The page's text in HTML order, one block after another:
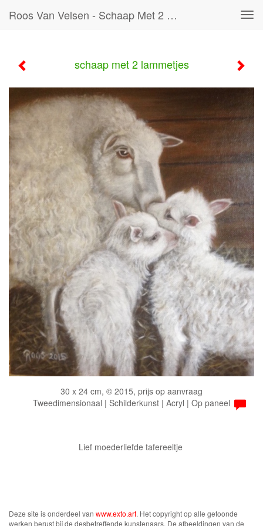
Roos Van Velsen - Schaap Met 2 Lammetjes
schaap met 2 lammetjes
30 x 24 cm, © 2015, prijs op aanvraag
Tweedimensionaal | Schilderkunst | Acryl | Op paneel
Lief moederliefde tafereeltje
Deze site is onderdeel van www.exto.art. Het copyright op alle getoonde
werken berust bij de desbetreffende kunstenaars. De afbeeldingen van de